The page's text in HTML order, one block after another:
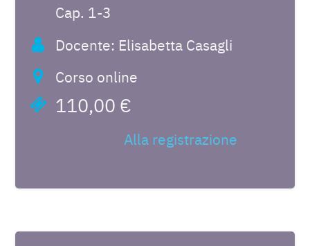
Cap. 1-3
Docente: Elisabetta Casagli
Corso online
110,00 €
Alla registrazione